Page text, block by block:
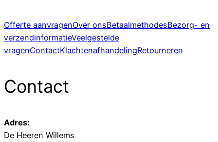
Offerte aanvragenOver onsBetaalmethodesBezorg- en
verzendinformatieVeelgestelde
vragenContactKlachtenafhandelingRetourneren
Contact
Adres:
De Heeren Willems